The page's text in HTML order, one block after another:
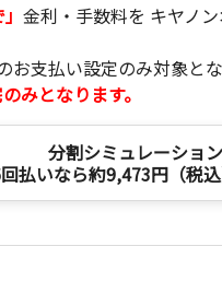
金利・手数料を キヤノ
支払い設定のみ対象とな
みとなります。
分割シミュレーション
払いなら約9,473円（税